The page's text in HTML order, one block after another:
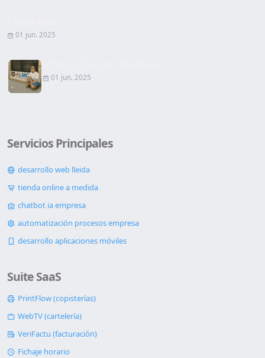
01 jun. 2025
01 jun. 2025
Servicios Principales
desarrollo web lleida
tienda online a medida
chatbot ia empresa
automatización procesos empresa
desarrollo aplicaciones móviles
Suite SaaS
PrintFlow (copisterías)
WebTV (cartelería)
VeriFactu (facturación)
Fichaje horario